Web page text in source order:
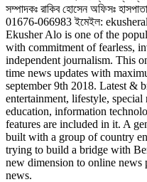
সম্পাদকঃ রাকিব হোসেন অফিসঃ
01676-066983 ইমেইল:
Ekusher Alo is one of the
with commitment of fearless,
independent journalism. This
time news updates with
september 9th 2018. Latest &
entertainment, lifestyle,
education, information
features are included in it. A
built with a group of country
trying to build a bridge with
new dimension to online news
news.